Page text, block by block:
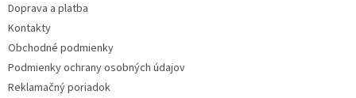
Doprava a platba
Kontakty
Obchodné podmienky
Podmienky ochrany osobných údajov
Reklamačný poriadok